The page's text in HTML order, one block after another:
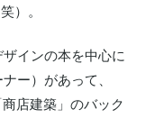
）。
インの本を中心に
ー）があって、
店建築」のバック